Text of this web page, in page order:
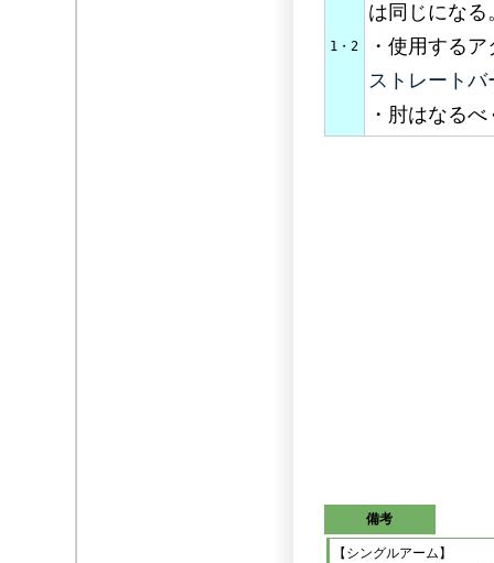
1・2
は同じになる
・使用する
ストレートバ
・肘はなる
備考
【シングルアーム】